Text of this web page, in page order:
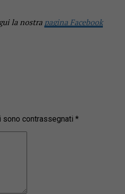
la nostra pagina Facebook
sono contrassegnati *